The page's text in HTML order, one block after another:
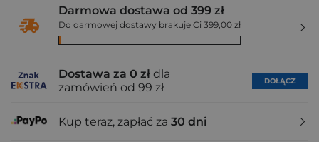
Darmowa dostawa od 399 zł
Do darmowej dostawy brakuje Ci 399,00 zł
Dostawa za 0 zł dla
zamówień od 99 zł
DOŁĄCZ
Kup teraz, zapłać za 30 dni